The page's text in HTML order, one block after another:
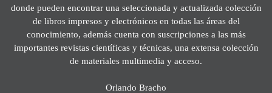
donde pueden encontrar una seleccionada y actualizada colección
de libros impresos y electrónicos en todas las áreas del
conocimiento, además cuenta con suscripciones a las más
importantes revistas científicas y técnicas, una extensa colección
de materiales multimedia y acceso.
Orlando Bracho